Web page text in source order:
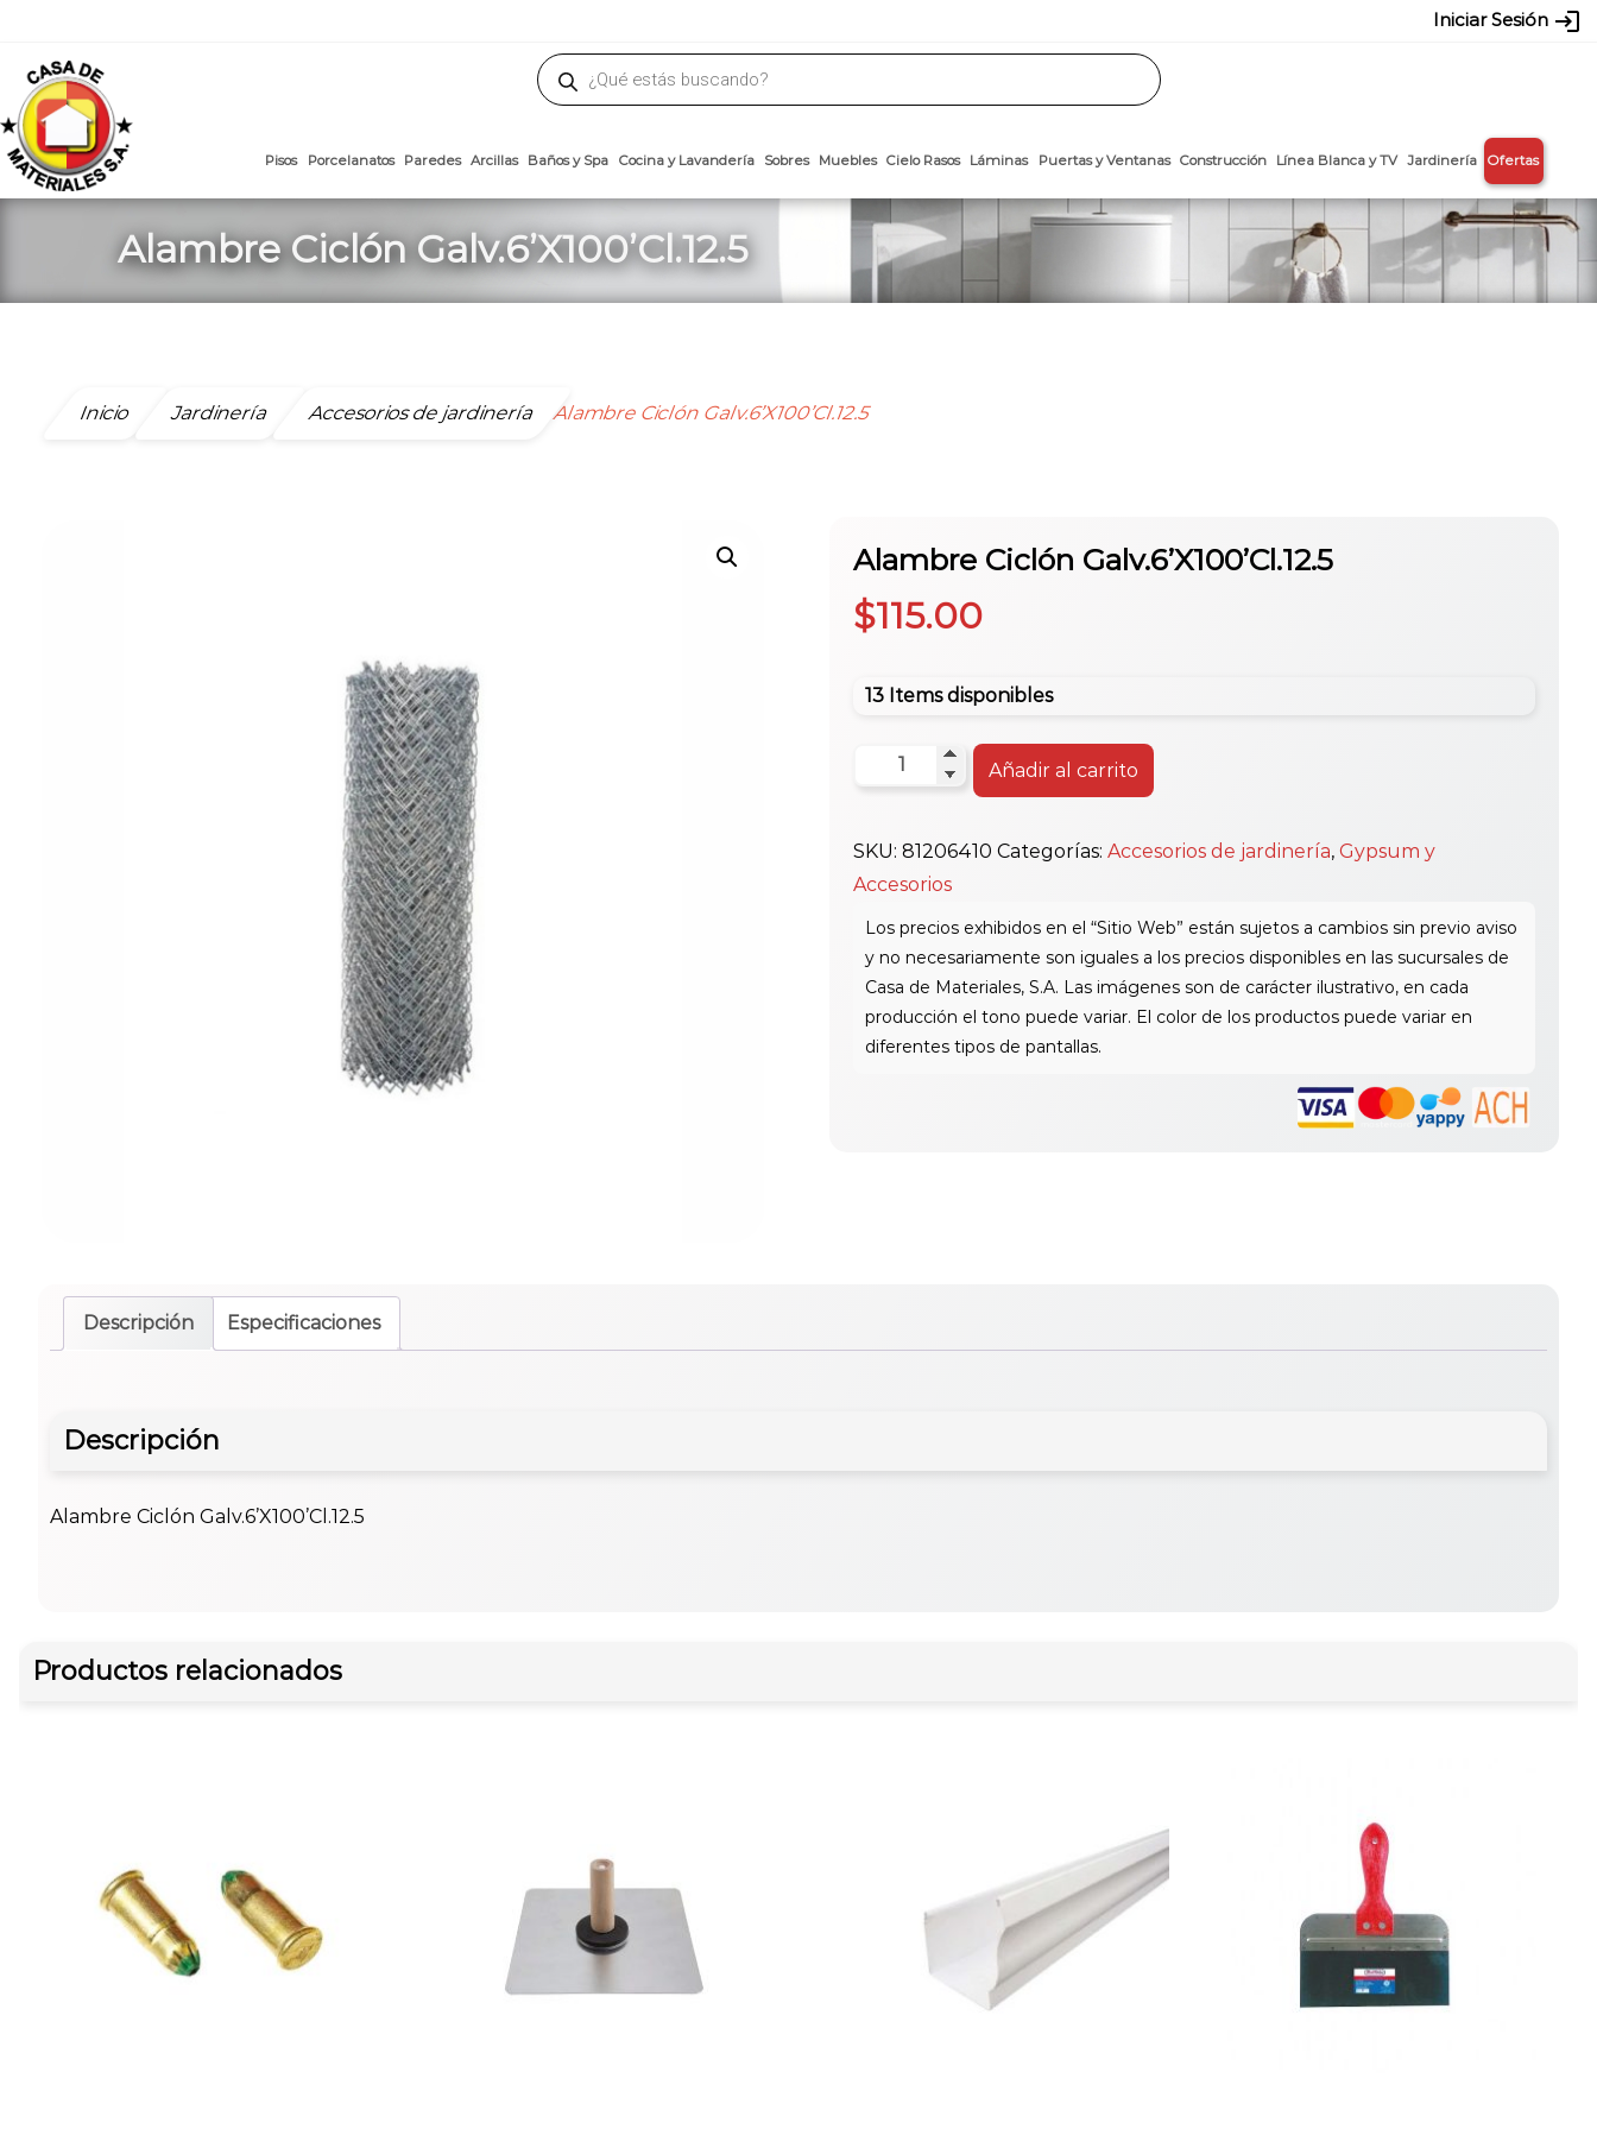
Iniciar Sesión login
de
productos
Línea Blanca y
Alambre Ciclón Galv.6’X100’Cl.12.5
Inicio Jardinería Accesorios de jardinería Alambre Ciclón Galv.6’X100’Cl.12.5
Alambre Ciclón Galv.6’X100’Cl.12.5
$115.00
13 Items disponibles
Alambre
Ciclón
cantidad
Añadir al carrito
SKU: 81206410 Categorías: Accesorios de jardinería, Gypsum y
Accesorios
Descripción Especificaciones
Descripción
Alambre Ciclón Galv.6’X100’Cl.12.5
Productos relacionados